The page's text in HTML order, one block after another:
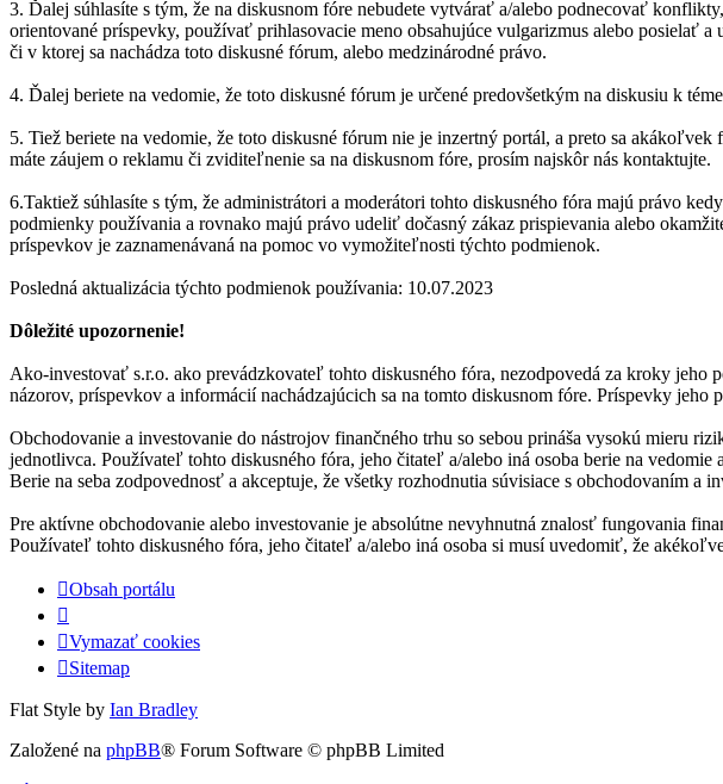
3. Ďalej súhlasíte s tým, že na diskusnom fóre nebudete vytvárať a/alebo podnecovať
orientované príspevky, používať prihlasovacie meno obsahujúce vulgarizmus alebo
či v ktorej sa nachádza toto diskusné fórum, alebo medzinárodné právo.
4. Ďalej beriete na vedomie, že toto diskusné fórum je určené predovšetkým na diskusiu k
5. Tiež beriete na vedomie, že toto diskusné fórum nie je inzertný portál, a preto sa
máte záujem o reklamu či zviditeľnenie sa na diskusnom fóre, prosím najskôr nás kontaktujte.
6.Taktiež súhlasíte s tým, že administrátori a moderátori tohto diskusného fóra majú právo
podmienky používania a rovnako majú právo udeliť dočasný zákaz prispievania alebo
príspevkov je zaznamenávaná na pomoc vo vymožiteľnosti týchto podmienok.
Posledná aktualizácia týchto podmienok používania: 10.07.2023
Dôležité upozornenie!
Ako-investovať s.r.o. ako prevádzkovateľ tohto diskusného fóra, nezodpovedá za kroky
názorov, príspevkov a informácií nachádzajúcich sa na tomto diskusnom fóre. Príspevky
Obchodovanie a investovanie do nástrojov finančného trhu so sebou prináša vysokú mieru
jednotlivca. Používateľ tohto diskusného fóra, jeho čitateľ a/alebo iná osoba berie na
Berie na seba zodpovednosť a akceptuje, že všetky rozhodnutia súvisiace s obchodovaním a
Pre aktívne obchodovanie alebo investovanie je absolútne nevyhnutná znalosť fungovania
Používateľ tohto diskusného fóra, jeho čitateľ a/alebo iná osoba si musí uvedomiť, že
Obsah portálu
Vymazať cookies
Sitemap
Flat Style by Ian Bradley
Založené na phpBB® Forum Software © phpBB Limited